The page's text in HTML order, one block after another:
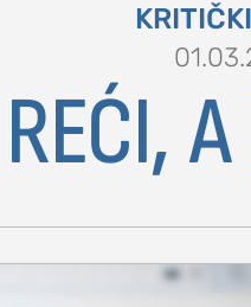
or more characters for